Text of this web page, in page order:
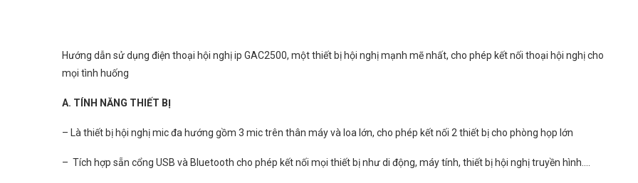
Hướng dẫn sử dụng điện thoại hội nghị ip GAC2500, một thiết bị hội nghị mạnh mẽ nhất, cho phép kết nối thoại hội nghị cho
mọi tình huống
A. TÍNH NĂNG THIẾT BỊ
– Là thiết bị hội nghị mic đa hướng gồm 3 mic trên thân máy và loa lớn, cho phép kết nối 2 thiết bị cho phòng họp lớn
– Tích hợp sẵn cổng USB và Bluetooth cho phép kết nối mọi thiết bị như di động, máy tính, thiết bị hội nghị truyền hình….